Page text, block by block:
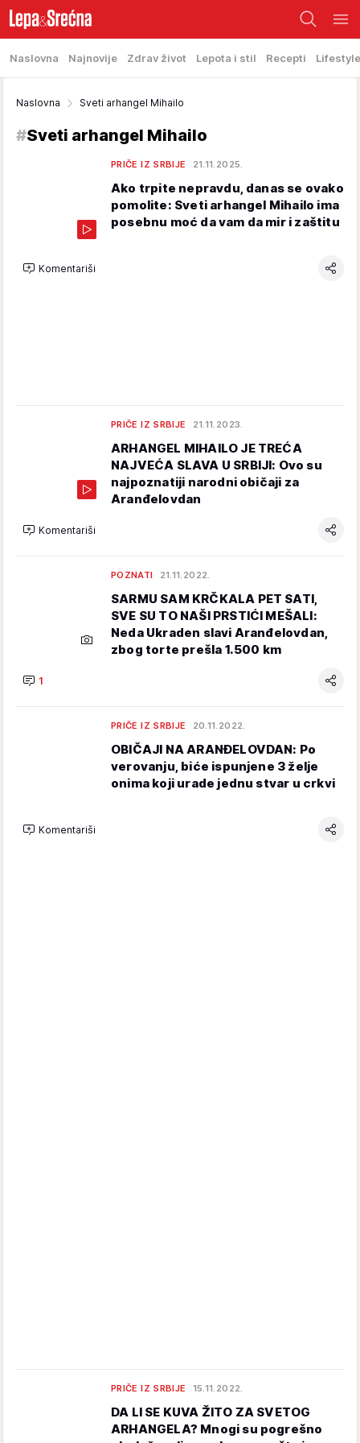
Naslovna Najnovije Zdrav život Lepota i stil Recepti Lifestyle
Naslovna Sveti arhangel Mihailo
#Sveti arhangel Mihailo
PRIČE IZ SRBIJE 21.11.2025.
Ako trpite nepravdu, danas se ovako
pomolite: Sveti arhangel Mihailo ima
posebnu moć da vam da mir i zaštitu
Komentariši
PRIČE IZ SRBIJE 21.11.2023.
ARHANGEL MIHAILO JE TREĆA
NAJVEĆA SLAVA U SRBIJI: Ovo su
najpoznatiji narodni običaji za
Aranđelovdan
Komentariši
POZNATI 21.11.2022.
SARMU SAM KRČKALA PET SATI,
SVE SU TO NAŠI PRSTIĆI MEŠALI:
Neda Ukraden slavi Aranđelovdan,
zbog torte prešla 1.500 km
1
PRIČE IZ SRBIJE 20.11.2022.
OBIČAJI NA ARANĐELOVDAN: Po
verovanju, biće ispunjene 3 želje
onima koji urade jednu stvar u crkvi
Komentariši
PRIČE IZ SRBIJE 15.11.2022.
DA LI SE KUVA ŽITO ZA SVETOG
ARHANGELA? Mnogi su pogrešno